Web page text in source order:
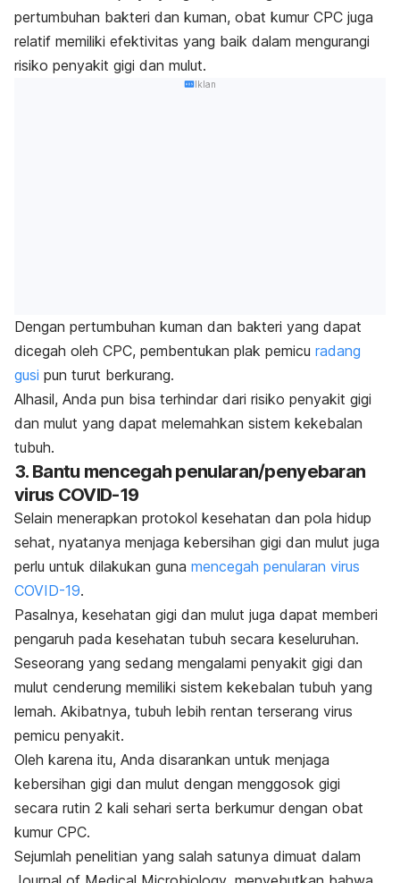
pertumbuhan bakteri dan kuman, obat kumur CPC juga
relatif memiliki efektivitas yang baik dalam mengurangi
risiko penyakit gigi dan mulut.
Iklan
Dengan pertumbuhan kuman dan bakteri yang dapat
dicegah oleh CPC, pembentukan plak pemicu radang
gusi pun turut berkurang.
Alhasil, Anda pun bisa terhindar dari risiko penyakit gigi
dan mulut yang dapat melemahkan sistem kekebalan
tubuh.
3. Bantu mencegah penularan/penyebaran
virus COVID-19
Selain menerapkan protokol kesehatan dan pola hidup
sehat, nyatanya menjaga kebersihan gigi dan mulut juga
perlu untuk dilakukan guna mencegah penularan virus
COVID-19.
Pasalnya, kesehatan gigi dan mulut juga dapat memberi
pengaruh pada kesehatan tubuh secara keseluruhan.
Seseorang yang sedang mengalami penyakit gigi dan
mulut cenderung memiliki sistem kekebalan tubuh yang
lemah. Akibatnya, tubuh lebih rentan terserang virus
pemicu penyakit.
Oleh karena itu, Anda disarankan untuk menjaga
kebersihan gigi dan mulut dengan menggosok gigi
secara rutin 2 kali sehari serta berkumur dengan obat
kumur CPC.
Sejumlah penelitian yang salah satunya dimuat dalam